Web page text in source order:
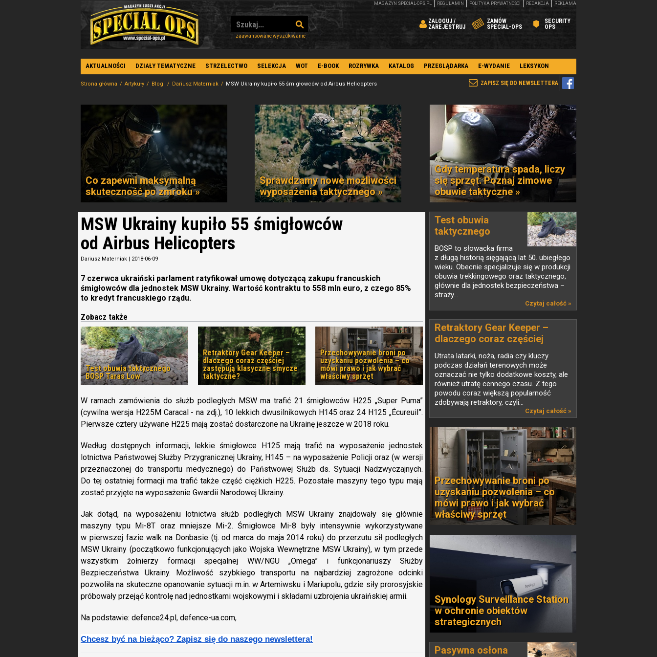
zaawansowane wyszukiwanie
ZALOGUJ /
ZAREJESTRUJ
ZAMÓW
SPECIAL-OPS
SECURITY
OPS
MAGAZYN SPECIAL-OPS.PL REGULAMIN POLITYKA PRYWATNOŚCI REDAKCJA REKLAMA
AKTUALNOŚCI DZIAŁY TEMATYCZNE STRZELECTWO SELEKCJA WOT E-BOOK ROZRYWKA KATALOG PRZEGLĄDARKA E-WYDANIE LEKSYKON
ZAPISZ SIĘ DO NEWSLETTERA
Strona główna Artykuły Blogi Dariusz Materniak MSW Ukrainy kupiło 55 śmigłowców od Airbus Helicopters
Co zapewni maksymalną
skuteczność po zmroku »
Sprawdzamy nowe możliwości
wyposażenia taktycznego »
Gdy temperatura spada, liczy
się sprzęt. Poznaj zimowe
obuwie taktyczne »
MSW Ukrainy kupiło 55 śmigłowców
od Airbus Helicopters
Dariusz Materniak | 2018-06-09
7 czerwca ukraiński parlament ratyfikował umowę dotyczącą zakupu francuskich
śmigłowców dla jednostek MSW Ukrainy. Wartość kontraktu to 558 mln euro, z czego 85%
to kredyt francuskiego rządu.
Zobacz także
Test obuwia taktycznego
BOSP Taras Low
Retraktory Gear Keeper –
dlaczego coraz częściej
zastępują klasyczne smycze
taktyczne?
Przechowywanie broni po
uzyskaniu pozwolenia – co
mówi prawo i jak wybrać
właściwy sprzęt
W ramach zamówienia do służb podległych MSW ma trafić 21 śmigłowców H225 „Super Puma”
(cywilna wersja H225M Caracal - na zdj.), 10 lekkich dwusilnikowych H145 oraz 24 H125 „Écureuil”.
Pierwsze cztery używane H225 mają zostać dostarczone na Ukrainę jeszcze w 2018 roku.
Według dostępnych informacji, lekkie śmigłowce H125 mają trafić na wyposażenie jednostek
lotnictwa Państwowej Służby Przygranicznej Ukrainy, H145 – na wyposażenie Policji oraz (w wersji
przeznaczonej do transportu medycznego) do Państwowej Służb ds. Sytuacji Nadzwyczajnych.
Do tej ostatniej formacji ma trafić także część ciężkich H225. Pozostałe maszyny tego typu mają
zostać przyjęte na wyposażenie Gwardii Narodowej Ukrainy.
Jak dotąd, na wyposażeniu lotnictwa służb podległych MSW Ukrainy znajdowały się głównie
maszyny typu Mi-8T oraz mniejsze Mi-2. Śmigłowce Mi-8 były intensywnie wykorzystywane
w pierwszej fazie walk na Donbasie (tj. od marca do maja 2014 roku) do przerzutu sił podległych
MSW Ukrainy (początkowo funkcjonujących jako Wojska Wewnętrzne MSW Ukrainy), w tym przede
wszystkim żołnierzy formacji specjalnej WW/NGU „Omega” i funkcjonariuszy Służby
Bezpieczeństwa Ukrainy. Możliwość szybkiego transportu na najbardziej zagrożone odcinki
pozwoliła na skuteczne opanowanie sytuacji m.in. w Artemiwsku i Mariupolu, gdzie siły prorosyjskie
próbowały przejąć kontrolę nad jednostkami wojskowymi i składami uzbrojenia ukraińskiej armii.
Na podstawie: defence24.pl, defence-ua.com,
Chcesz być na bieżąco? Zapisz się do naszego newslettera!
Test obuwia
taktycznego
BOSP...
BOSP to słowacka firma
z długą historią sięgającą lat 50. ubiegłego
wieku. Obecnie specjalizuje się w produkcji
obuwia trekkingowego oraz taktycznego,
głównie dla jednostek bezpieczeństwa –
straży...
Czytaj całość »
Retraktory Gear Keeper –
dlaczego coraz częściej
zastępują klasyczne smycze
taktyczne?
Utrata latarki, noża, radia czy kluczy
podczas działań terenowych może
oznaczać nie tylko dodatkowe koszty, ale
również utratę cennego czasu. Z tego
powodu coraz większą popularność
zdobywają retraktory, czyli...
Czytaj całość »
Przechowywanie broni po
uzyskaniu pozwolenia – co
mówi prawo i jak wybrać
właściwy sprzęt
Synology Surveillance Station
w ochronie obiektów
strategicznych
Pasywna osłona